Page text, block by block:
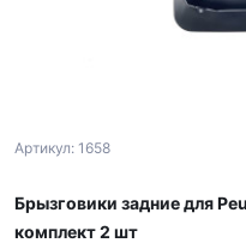
Артикул: 1658
Брызговики задние для
комплект 2 шт